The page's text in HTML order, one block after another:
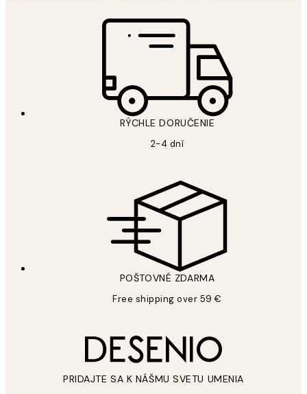
RÝCHLE DORUČENIE
2-4 dní
POŠTOVNÉ ZDARMA
Free shipping over 59 €
PRIDAJTE SA K NÁŠMU SVETU UMENIA